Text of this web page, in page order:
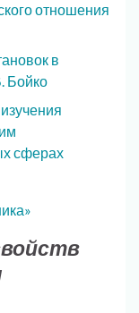
отношения
в
Бойко
сферах